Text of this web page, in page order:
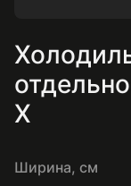
X
Ширина, см